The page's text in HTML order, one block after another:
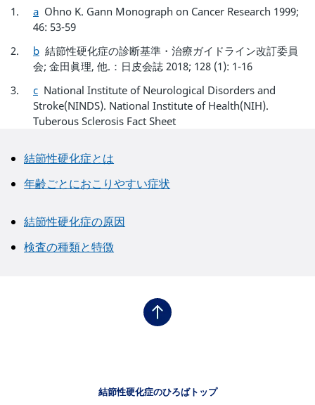
a Ohno K. Gann Monograph on Cancer Research 1999;
46: 53-59
b 結節性硬化症の診断基準・治療ガイドライン改訂委員
会; 金田眞理, 他.：日皮会誌 2018; 128 (1): 1-16
c National Institute of Neurological Disorders and
Stroke(NINDS). National Institute of Health(NIH).
Tuberous Sclerosis Fact Sheet
結節性硬化症とは
年齢ごとにおこりやすい症状
結節性硬化症の原因
検査の種類と特徴
結節性硬化症のひろばトップ